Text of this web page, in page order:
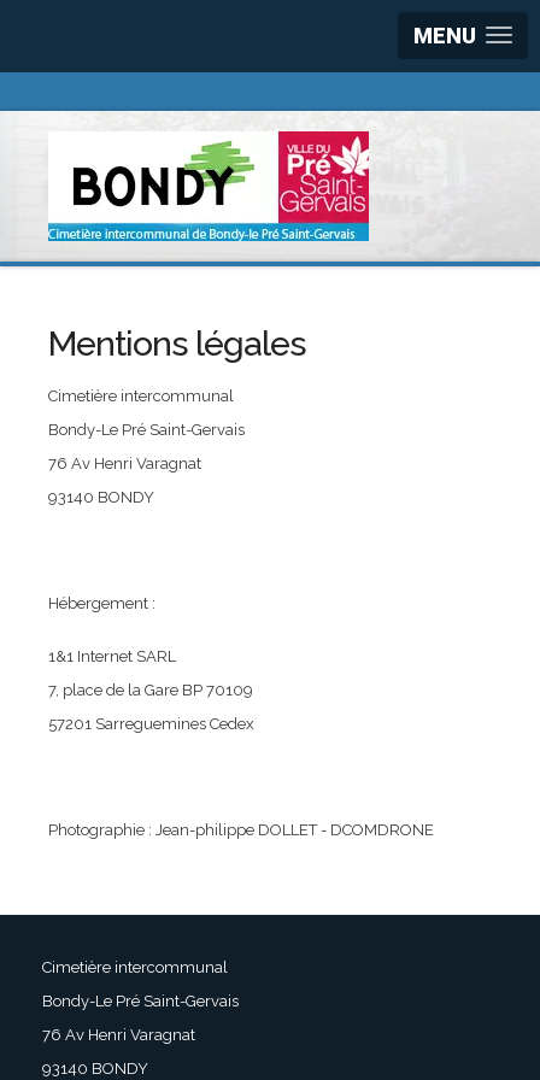
MENU
Mentions légales
Cimetière intercommunal
Bondy-Le Pré Saint-Gervais
76 Av Henri Varagnat
93140 BONDY
Hébergement :
1&1 Internet SARL
7, place de la Gare BP 70109
57201 Sarreguemines Cedex
Photographie : Jean-philippe DOLLET - DCOMDRONE
Cimetière intercommunal
Bondy-Le Pré Saint-Gervais
76 Av Henri Varagnat
93140 BONDY